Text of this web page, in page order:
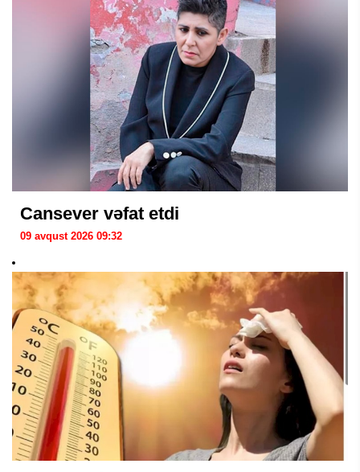
Cansever vəfat etdi
09 avqust 2026 09:32